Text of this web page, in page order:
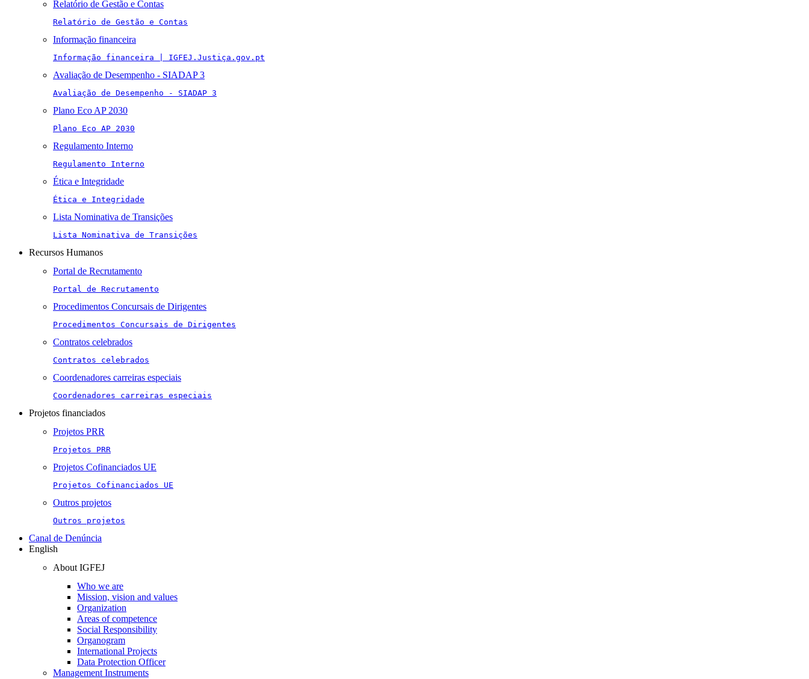
Relatório de Gestão e Contas
Relatório de Gestão e Contas
Informação financeira
Informação financeira | IGFEJ.Justiça.gov.pt
Avaliação de Desempenho - SIADAP 3
Avaliação de Desempenho - SIADAP 3
Plano Eco AP 2030
Plano Eco AP 2030
Regulamento Interno
Regulamento Interno
Ética e Integridade
Ética e Integridade
Lista Nominativa de Transições
Lista Nominativa de Transições
Recursos Humanos
Portal de Recrutamento
Portal de Recrutamento
Procedimentos Concursais de Dirigentes
Procedimentos Concursais de Dirigentes
Contratos celebrados
Contratos celebrados
Coordenadores carreiras especiais
Coordenadores carreiras especiais
Projetos financiados
Projetos PRR
Projetos PRR
Projetos Cofinanciados UE
Projetos Cofinanciados UE
Outros projetos
Outros projetos
Canal de Denúncia
English
About IGFEJ
Who we are
Mission, vision and values
Organization
Areas of competence
Social Responsibility
Organogram
International Projects
Data Protection Officer
Management Instruments